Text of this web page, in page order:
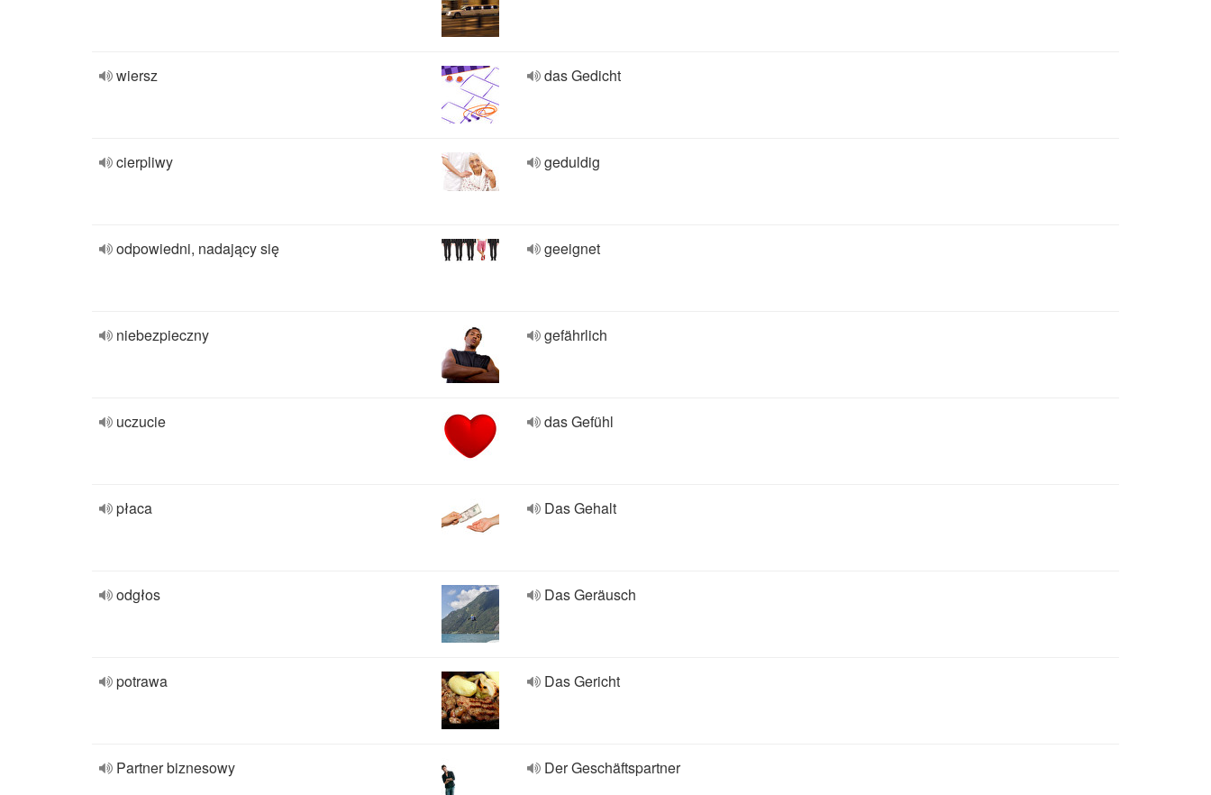
wiersz das Gedicht
cierpliwy geduldig
odpowiedni, nadający się geeignet
niebezpieczny gefährlich
uczucie das Gefühl
płaca Das Gehalt
odgłos Das Geräusch
potrawa Das Gericht
Partner biznesowy Der Geschäftspartner